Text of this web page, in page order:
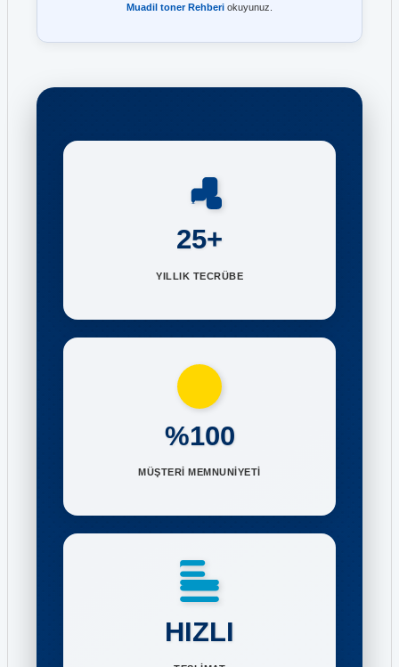
Muadil toner Rehberi okuyunuz.
25+
YILLIK TECRÜBE
%100
MÜŞTERİ MEMNUNİYETİ
HIZLI